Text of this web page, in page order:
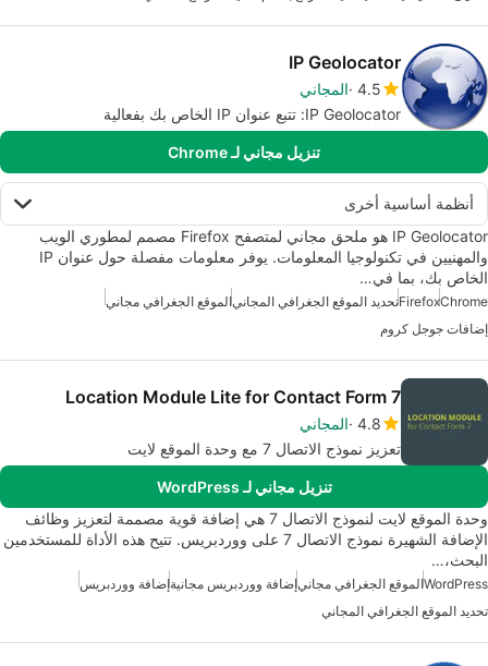
IP Geolocator
4.5 المجاني
IP Geolocator: تتبع عنوان IP الخاص بك بفعالية
تنزيل مجاني لـ Chrome
أنظمة أساسية أخرى
IP Geolocator هو ملحق مجاني لمتصفح Firefox مصمم لمطوري الويب
والمهنيين في تكنولوجيا المعلومات. يوفر معلومات مفصلة حول عنوان IP
الخاص بك، بما في…
Chrome
Firefoxتحديد الموقع الجغرافي المجانيالموقع الجغرافي مجاني
إضافات جوجل كروم
Location Module Lite for Contact Form 7
4.8 المجاني
تعزيز نموذج الاتصال 7 مع وحدة الموقع لايت
تنزيل مجاني لـ WordPress
وحدة الموقع لايت لنموذج الاتصال 7 هي إضافة قوية مصممة لتعزيز وظائف
الإضافة الشهيرة نموذج الاتصال 7 على ووردبريس. تتيح هذه الأداة للمستخدمين
البحث،…
WordPressالموقع الجغرافي مجانيإضافة ووردبريس مجانيةإضافة ووردبريس
تحديد الموقع الجغرافي المجاني